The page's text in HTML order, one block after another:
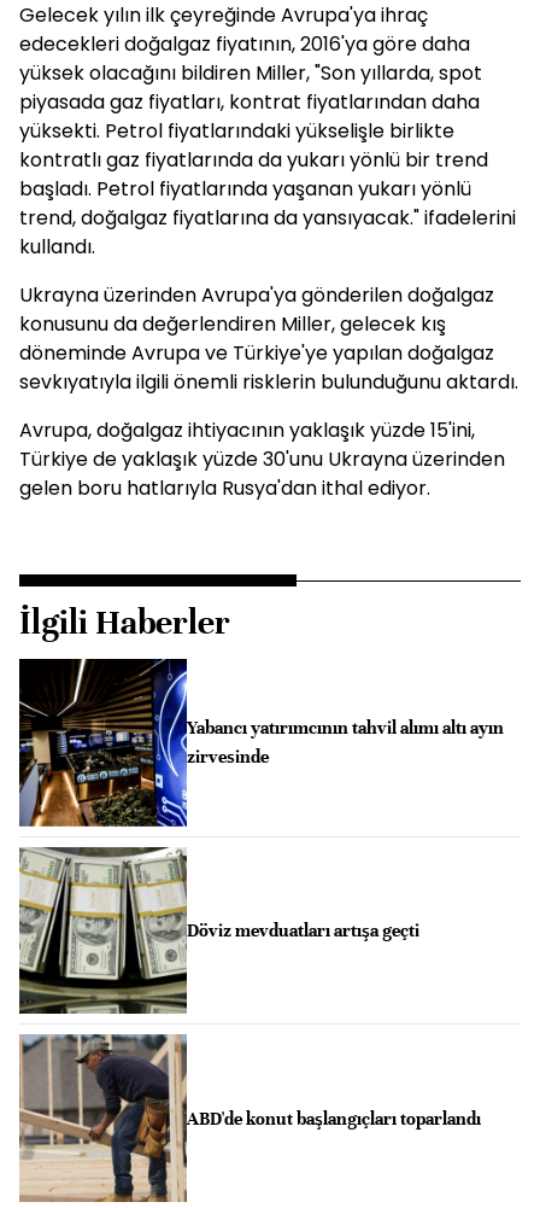
Gelecek yılın ilk çeyreğinde Avrupa'ya ihraç
edecekleri doğalgaz fiyatının, 2016'ya göre daha
yüksek olacağını bildiren Miller, "Son yıllarda, spot
piyasada gaz fiyatları, kontrat fiyatlarından daha
yüksekti. Petrol fiyatlarındaki yükselişle birlikte
kontratlı gaz fiyatlarında da yukarı yönlü bir trend
başladı. Petrol fiyatlarında yaşanan yukarı yönlü
trend, doğalgaz fiyatlarına da yansıyacak." ifadelerini
kullandı.
Ukrayna üzerinden Avrupa'ya gönderilen doğalgaz
konusunu da değerlendiren Miller, gelecek kış
döneminde Avrupa ve Türkiye'ye yapılan doğalgaz
sevkıyatıyla ilgili önemli risklerin bulunduğunu aktardı.
Avrupa, doğalgaz ihtiyacının yaklaşık yüzde 15'ini,
Türkiye de yaklaşık yüzde 30'unu Ukrayna üzerinden
gelen boru hatlarıyla Rusya'dan ithal ediyor.
İlgili Haberler
Yabancı yatırımcının tahvil alımı altı ayın
zirvesinde
Döviz mevduatları artışa geçti
ABD'de konut başlangıçları toparlandı